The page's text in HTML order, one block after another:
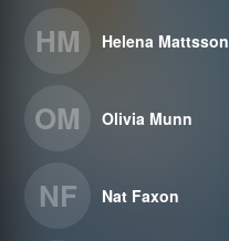
HM Helena Mattsson
OM Olivia Munn
NF Nat Faxon